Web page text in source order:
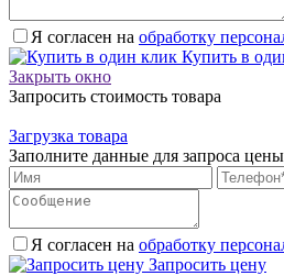
Я согласен на обработку
Купить в
Закрыть окно
Запросить стоимость товара
Загрузка товара
Заполните данные для запроса цены
Я согласен на обработку
Запросить цену